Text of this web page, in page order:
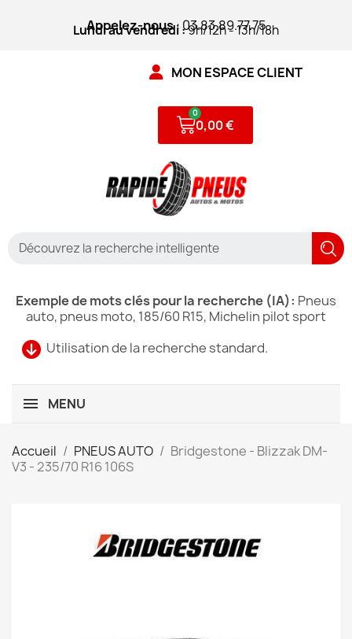
Appelez-nous: 03.83.89.77.75
Lundi au vendredi :9h/12h - 13h/18h
MON ESPACE CLIENT
0,00 €
Utilisation de la recherche standard.
Exemple de mots clés pour la recherche (IA): Pneus
auto, pneus moto, 185/60 R15, Michelin pilot sport
MENU
Accueil PNEUS AUTO
Bridgestone - Blizzak DM-
V3 - 235/70 R16 106S